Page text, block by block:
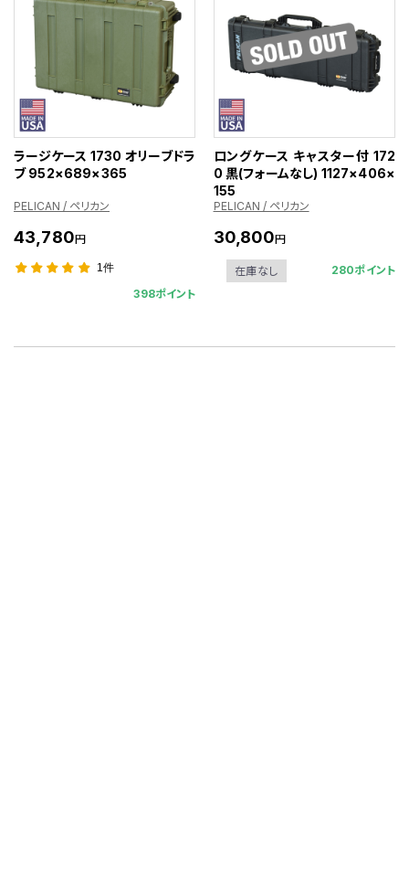
ラージケース 1730 オリーブドラ
ブ 952×689×365
PELICAN / ペリカン
43,780円
1件
398ポイント
ロングケース キャスター付 172
0 黒(フォームなし) 1127×406×
155
PELICAN / ペリカン
30,800円
在庫なし 280ポイント